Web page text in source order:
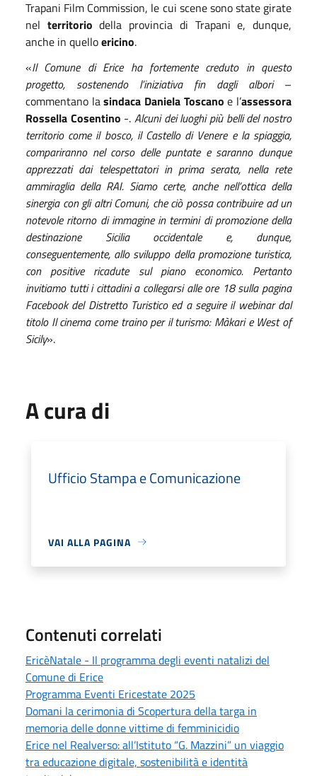
Trapani Film Commission, le cui scene sono state girate
nel territoriodella provincia di Trapani e, dunque,
anche in quelloericino.
«Il Comune di Erice ha fortemente creduto in questo
progetto, sostenendo l’iniziativa fin dagli albori–
commentano lasindaca Daniela Toscano e l’assessora
Rossella Cosentino -.Alcuni dei luoghi più belli del nostro
territorio come il bosco, il Castello di Venere e la spiaggia,
compariranno nel corso delle puntate e saranno dunque
apprezzati dai telespettatori in prima serata, nella rete
ammiraglia della RAI. Siamo certe, anche nell’ottica della
sinergia con gli altri Comuni, che ciò possa contribuire ad un
notevole ritorno di immagine in termini di promozione della
destinazione Sicilia occidentale e, dunque,
conseguentemente, allo sviluppo della promozione turistica,
con positive ricadute sul piano economico. Pertanto
invitiamo tutti i cittadini a collegarsi alle ore 18 sulla pagina
Facebook del Distretto Turistico ed a seguire il webinar dal
titolo Il cinema come traino per il turismo: Màkari e West of
Sicily».
A cura di
Ufficio Stampa e Comunicazione
VAI ALLA PAGINA
Contenuti correlati
EricèNatale - Il programma degli eventi natalizi del
Comune di Erice
Programma Eventi Ericestate 2025
Domani la cerimonia di Scopertura della targa in
memoria delle donne vittime di femminicidio
Erice nel Realverso: all’Istituto “G. Mazzini” un viaggio
tra educazione digitale, sostenibilità e identità